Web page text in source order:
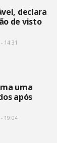
declara
de visto
14:31
uma
após
19:04